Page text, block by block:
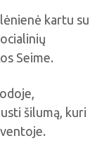
kartu su
Seime.
šilumą, kuri